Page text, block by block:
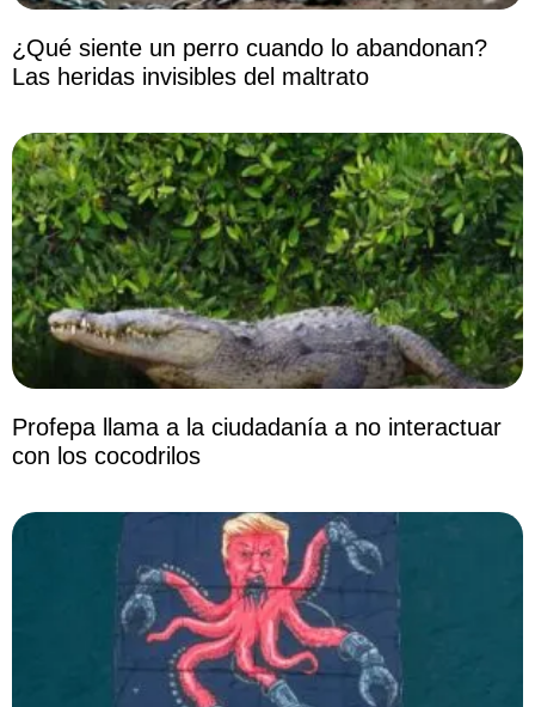
¿Qué siente un perro cuando lo abandonan?
Las heridas invisibles del maltrato
Profepa llama a la ciudadanía a no interactuar
con los cocodrilos